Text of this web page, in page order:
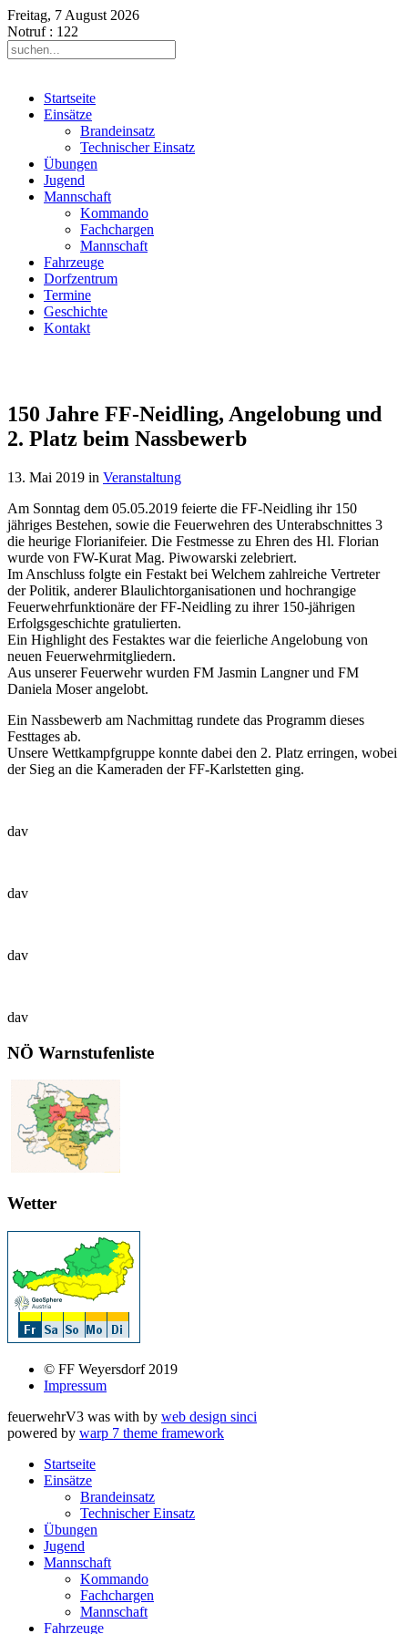
Freitag, 7 August 2026
Notruf: 122
Startseite
Einsätze
Brandeinsatz
Technischer Einsatz
Übungen
Jugend
Mannschaft
Kommando
Fachchargen
Mannschaft
Fahrzeuge
Dorfzentrum
Termine
Geschichte
Kontakt
150 Jahre FF-Neidling, Angelobung und
2. Platz beim Nassbewerb
13. Mai 2019 in Veranstaltung
Am Sonntag dem 05.05.2019 feierte die FF-Neidling ihr 150
jähriges Bestehen, sowie die Feuerwehren des Unterabschnittes 3
die heurige Florianifeier. Die Festmesse zu Ehren des Hl. Florian
wurde von FW-Kurat Mag. Piwowarski zelebriert.
Im Anschluss folgte ein Festakt bei Welchem zahlreiche Vertreter
der Politik, anderer Blaulichtorganisationen und hochrangige
Feuerwehrfunktionäre der FF-Neidling zu ihrer 150-jährigen
Erfolgsgeschichte gratulierten.
Ein Highlight des Festaktes war die feierliche Angelobung von
neuen Feuerwehrmitgliedern.
Aus unserer Feuerwehr wurden FM Jasmin Langner und FM
Daniela Moser angelobt.
Ein Nassbewerb am Nachmittag rundete das Programm dieses
Festtages ab.
Unsere Wettkampfgruppe konnte dabei den 2. Platz erringen, wobei
der Sieg an die Kameraden der FF-Karlstetten ging.
dav
dav
dav
dav
NÖ Warnstufenliste
Wetter
© FF Weyersdorf 2019
Impressum
feuerwehrV3 was with by web design sinci
powered by warp 7 theme framework
Startseite
Einsätze
Brandeinsatz
Technischer Einsatz
Übungen
Jugend
Mannschaft
Kommando
Fachchargen
Mannschaft
Fahrzeuge